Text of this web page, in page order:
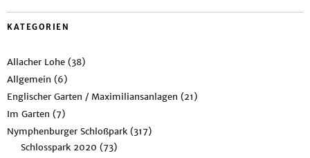
KATEGORIEN
Allacher Lohe (38)
Allgemein (6)
Englischer Garten / Maximiliansanlagen (21)
Im Garten (7)
Nymphenburger Schloßpark (317)
Schlosspark 2020 (73)